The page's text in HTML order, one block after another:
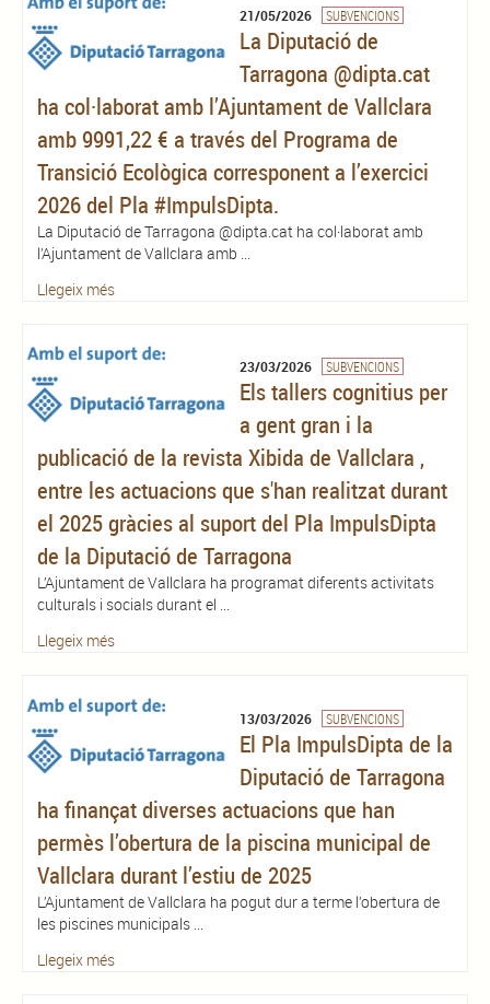
21/05/2026 SUBVENCIONS
La Diputació de
Tarragona @dipta.cat
ha col·laborat amb l’Ajuntament de Vallclara
amb 9991,22 € a través del Programa de
Transició Ecològica corresponent a l’exercici
2026 del Pla #ImpulsDipta.
La Diputació de Tarragona @dipta.cat ha col·laborat amb
l’Ajuntament de Vallclara amb ...
Llegeix més
23/03/2026 SUBVENCIONS
Els tallers cognitius per
a gent gran i la
publicació de la revista Xibida de Vallclara ,
entre les actuacions que s'han realitzat durant
el 2025 gràcies al suport del Pla ImpulsDipta
de la Diputació de Tarragona
L’Ajuntament de Vallclara ha programat diferents activitats
culturals i socials durant el ...
Llegeix més
13/03/2026 SUBVENCIONS
El Pla ImpulsDipta de la
Diputació de Tarragona
ha finançat diverses actuacions que han
permès l’obertura de la piscina municipal de
Vallclara durant l’estiu de 2025
L’Ajuntament de Vallclara ha pogut dur a terme l’obertura de
les piscines municipals ...
Llegeix més